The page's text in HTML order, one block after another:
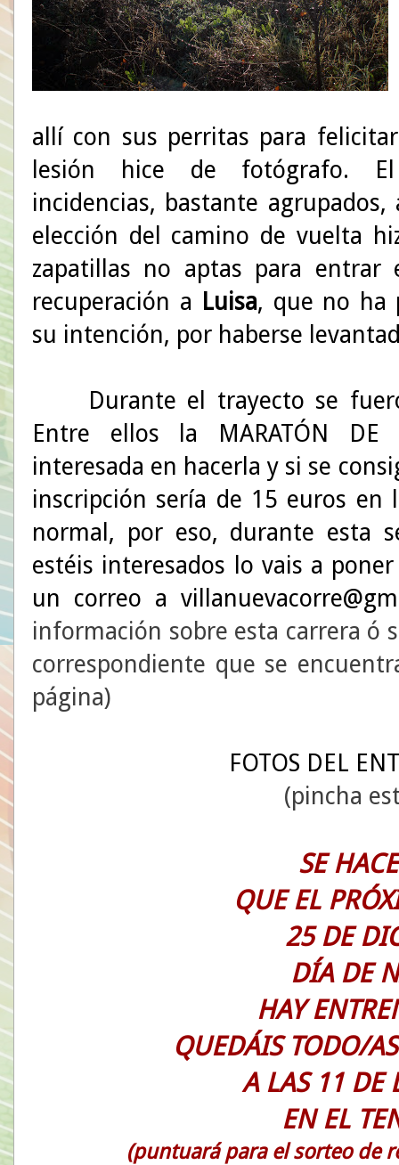
allí con sus perritas para
lesión hice de fotógrafo.
incidencias, bastante
elección del camino de vuelta
zapatillas no aptas para entrar
recuperación a Luisa, que no ha
su intención, por haberse
Durante el trayecto se
Entre ellos la MARATÓN DE
interesada en hacerla y si se
inscripción sería de 15 euros
normal, por eso, durante esta
estéis interesados lo vais a
un correo a
información sobre esta carrera ó
correspondiente que se
página)
FOTOS DEL
(pincha
SE
QUE EL
25 DE
DÍA DE
HAY
QUEDÁIS TODO/
A LAS 11 DE
EN EL
(puntuará para el sorteo de